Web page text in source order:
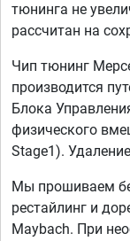
тюнинга не
рассчитан на
Чип тюнинг
производится
Блока
физического
Stage1).
Мы прошиваем
рестайлинг и
Maybach. При